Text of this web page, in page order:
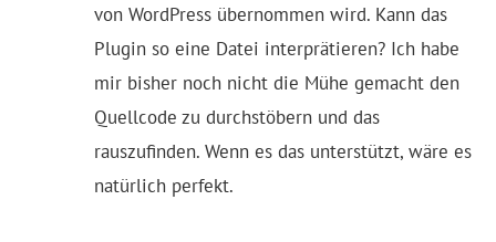
von WordPress übernommen wird. Kann das
Plugin so eine Datei interprätieren? Ich habe
mir bisher noch nicht die Mühe gemacht den
Quellcode zu durchstöbern und das
rauszufinden. Wenn es das unterstützt, wäre es
natürlich perfekt.